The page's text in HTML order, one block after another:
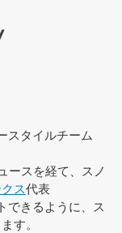
スタイルチーム
ースを経て、スノ
ス代表
できるように、ス
す。